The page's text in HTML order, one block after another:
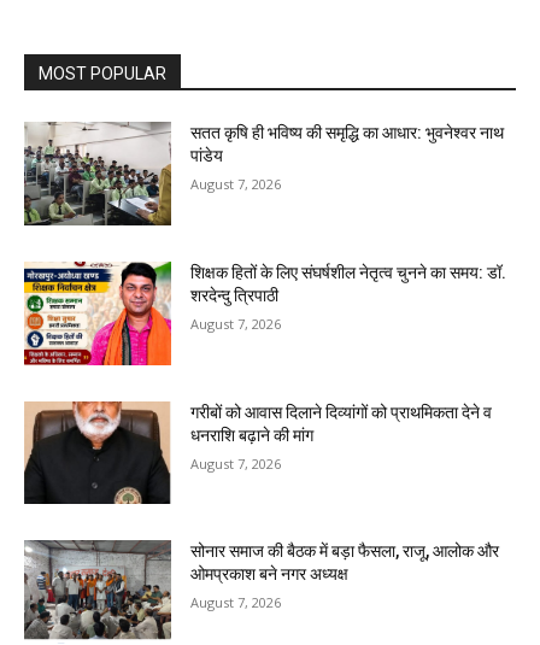
MOST POPULAR
सतत कृषि ही भविष्य की समृद्धि का आधार: भुवनेश्वर नाथ
पांडेय
August 7, 2026
शिक्षक हितों के लिए संघर्षशील नेतृत्व चुनने का समय: डॉ.
शरदेन्दु त्रिपाठी
August 7, 2026
गरीबों को आवास दिलाने दिव्यांगों को प्राथमिकता देने व
धनराशि बढ़ाने की मांग
August 7, 2026
सोनार समाज की बैठक में बड़ा फैसला, राजू, आलोक और
ओमप्रकाश बने नगर अध्यक्ष
August 7, 2026